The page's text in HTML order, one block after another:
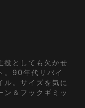
役としても欠かせ
。90年代リバイ
ル。サイズを気に
ン＆フックギミッ